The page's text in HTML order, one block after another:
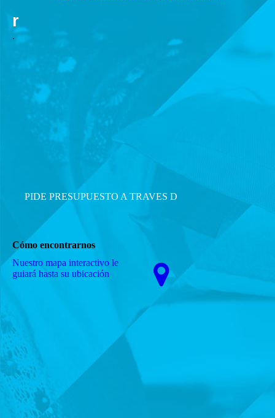
r
.
PIDE PRESUPUESTO A TRAVES D
Cómo encontrarnos
Nuestro mapa interactivo le
guiará hasta su ubicación